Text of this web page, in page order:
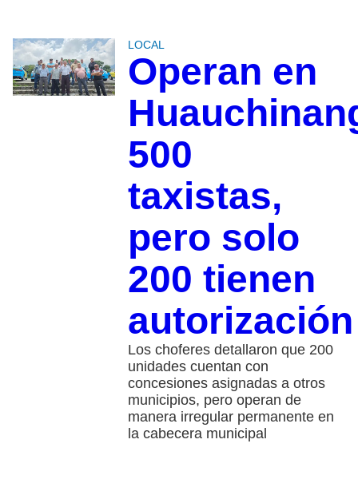
LOCAL
Operan en
500
taxistas,
pero solo
200 tienen
autorización
Los choferes detallaron que 200
unidades cuentan con
concesiones asignadas a otros
municipios, pero operan de
manera irregular permanente en
la cabecera municipal